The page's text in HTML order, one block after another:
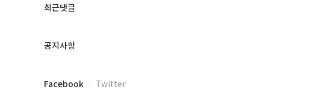
과
글
최근댓글
공지사항
페
Facebook Twitter